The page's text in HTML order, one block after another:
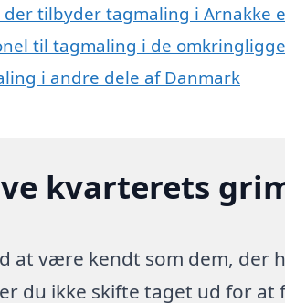
tilbyder tagmaling i Arnakke
til tagmaling i de
i andre dele af Danmark
kvarterets
at være kendt som dem, der
du ikke skifte taget ud for at